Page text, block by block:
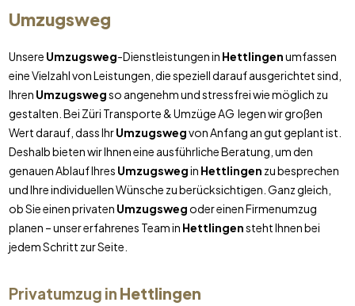
Umzugsweg
Unsere Umzugsweg-Dienstleistungen in Hettlingenumfassen
eine Vielzahl von Leistungen, die speziell darauf ausgerichtet sind,
Ihren Umzugswegso angenehm und stressfrei wie möglich zu
gestalten. Bei Züri Transporte & Umzüge AG legen wir großen
Wert darauf, dass IhrUmzugswegvon Anfang an gut geplant ist.
Deshalb bieten wir Ihnen eine ausführliche Beratung, um den
genauen Ablauf Ihres Umzugswegin Hettlingen zu besprechen
und Ihre individuellen Wünsche zu berücksichtigen. Ganz gleich,
ob Sie einen privaten Umzugswegoder einen Firmenumzug
planen – unser erfahrenes Team in Hettlingensteht Ihnen bei
jedem Schritt zur Seite.
Privatumzug in Hettlingen